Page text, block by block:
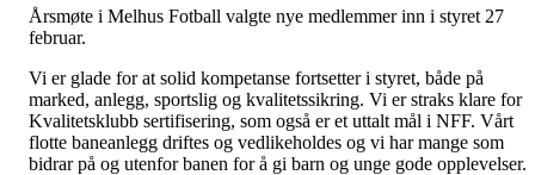
Årsmøte i Melhus Fotball valgte nye medlemmer inn i styret 27
februar.
Vi er glade for at solid kompetanse fortsetter i styret, både på
marked, anlegg, sportslig og kvalitetssikring. Vi er straks klare for
Kvalitetsklubb sertifisering, som også er et uttalt mål i NFF. Vårt
flotte baneanlegg driftes og vedlikeholdes og vi har mange som
bidrar på og utenfor banen for å gi barn og unge gode opplevelser.